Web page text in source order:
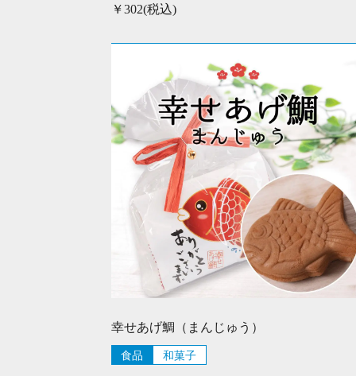
￥302(税込)
幸せあげ鯛（まんじゅう）
食品 和菓子